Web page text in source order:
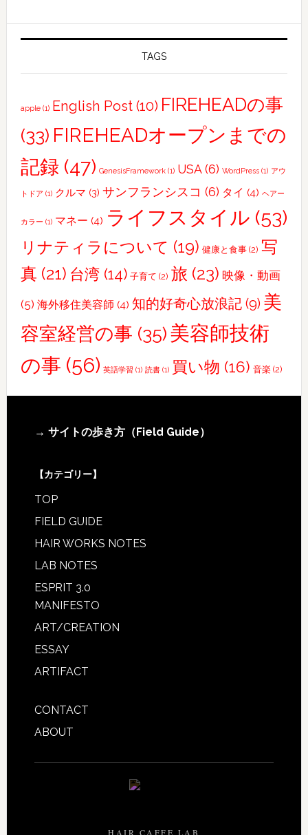
人
流・
林
市
湾
旅
記〜
の
1〜
の
的
TAGS
apple(1) English Post(10) FIREHEADの事
(33) FIREHEADオープンまでの
記録 (47) GenesisFramework(1) USA(6) WordPress(1) アウ
トドア (1) クルマ (3) サンフランシスコ (6) タイ (4) ヘアー
カラー (1) マネー (4) ライフスタイル (53)
リナティラについて (19) 健康と食事(2) 写
真 (21) 台湾(14) 子育て (2) 旅 (23) 映像・動画
(5) 海外移住美容師 (4) 知的好奇心放浪記(9) 美
容室経営の事 (35)美容師技術
の事 (56) 英語学習 (1) 読書(1) 買い物 (16) 音楽(2)
Footer
→ サイトの歩き方（Field Guide）
【カテゴリー】
TOP
FIELD GUIDE
HAIR WORKS NOTES
LAB NOTES
ESPRIT 3.0
MANIFESTO
ART/CREATION
ESSAY
ARTIFACT
CONTACT
ABOUT
HAIR CAFFE LAB